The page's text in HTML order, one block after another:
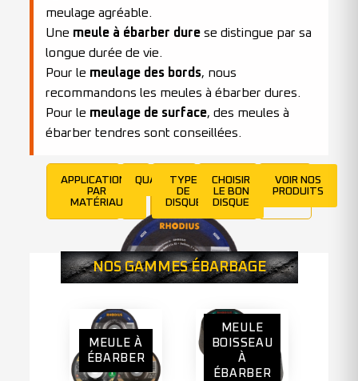
meulage agréable.
Une meule à ébarber dure se distingue par sa
longue durée de vie.
Pour le meulage des bords, nous
recommandons les meules à ébarber dures.
Pour le meulage de surface, des meules à
ébarber tendres sont conseillées.
APPLICATIONS
PAR
MATÉRIAU
QUALITÉTYPE
DE
DISQUE
CHOISIR
LE BON
DISQUE
VOIR NOS
PRODUITS
NOS GAMMES ÉBARBAGE
MEULE À
ÉBARBER
MEULE
BOISSEAU
À
ÉBARBER